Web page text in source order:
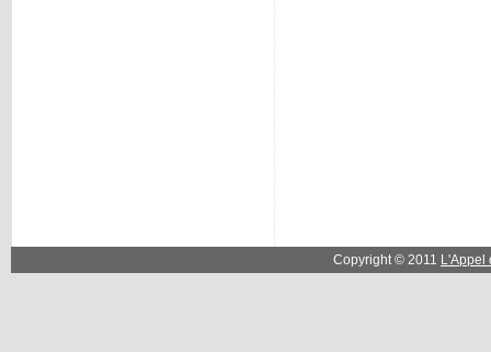
Copyright © 2011 L'Appel